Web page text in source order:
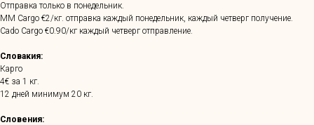
Отправка только в понедельник.
MM Cargo €2/кг. отправка каждый понедельник, каждый четверг получение.
Cado Cargo €0.90/кг каждый четверг отправление.
Словакия:
Карго
4€ за 1 кг.
12 дней минимум 20 кг.
Словения: